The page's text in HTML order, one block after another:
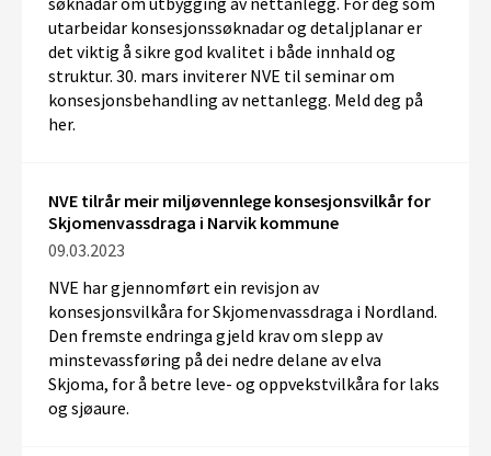
utarbeidar konsesjonssøknadar og detaljplanar er
det viktig å sikre god kvalitet i både innhald og
struktur. 30. mars inviterer NVE til seminar om
konsesjonsbehandling av nettanlegg. Meld deg på
her.
NVE tilrår meir miljøvennlege konsesjonsvilkår for
Skjomenvassdraga i Narvik kommune
09.03.2023
NVE har gjennomført ein revisjon av
konsesjonsvilkåra for Skjomenvassdraga i Nordland.
Den fremste endringa gjeld krav om slepp av
minstevassføring på dei nedre delane av elva
Skjoma, for å betre leve- og oppvekstvilkåra for laks
og sjøaure.